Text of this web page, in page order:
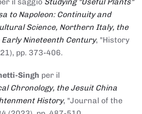
il saggio Studying "Useful Plants"
to Napoleon: Continuity and
Science, Northern Italy, the
Nineteenth Century, "History
pp. 373-406.
Singh per il
Chronology, the Jesuit China
History, "Journal of the